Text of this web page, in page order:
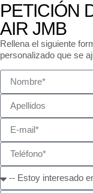
PETICIÓN
AIR JMB
Rellena el siguiente
personalizado que se